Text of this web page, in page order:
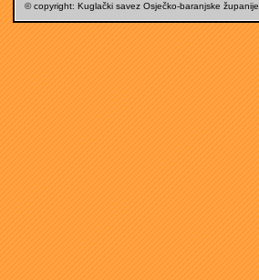
© copyright: Kuglački savez Osječko-baranjske županije